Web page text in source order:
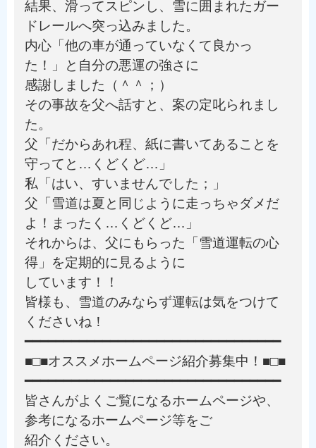
結果、滑ってスピンし、雪に囲まれたガー
ドレールへ突っ込みました。
内心「他の車が通っていなくて良かっ
た！」と自分の悪運の強さに
感謝しました（＾＾；）
その事故を父へ話すと、案の定叱られまし
た。
父「だからあれ程、紙に書いてあることを
守ってと…くどくど…」
私「はい、すいませんでした；」
父「雪道は夏と同じように走っちゃダメだ
よ！まったく…くどくど…」
それからは、父にもらった「雪道運転の心
得」を定期的に見るように
しています！！
皆様も、雪道のみならず運転は気をつけて
くださいね！
━━━━━━━━━━━━━━━━━━━━━━━━━━━━━━━━━
■□■オススメホームページ紹介募集中！■□■
━━━━━━━━━━━━━━━━━━━━━━━━━━━━━━━━━
皆さんがよくご覧になるホームページや、
参考になるホームページ等をご
紹介ください。